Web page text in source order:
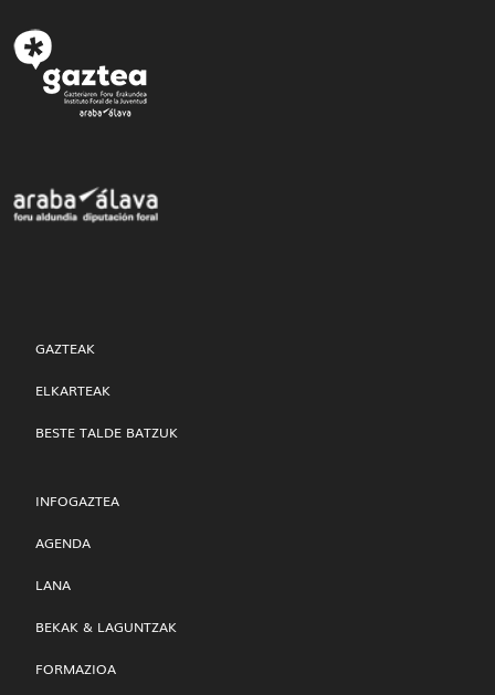
GAZTEAK
ELKARTEAK
BESTE TALDE BATZUK
INFOGAZTEA
AGENDA
LANA
BEKAK & LAGUNTZAK
FORMAZIOA